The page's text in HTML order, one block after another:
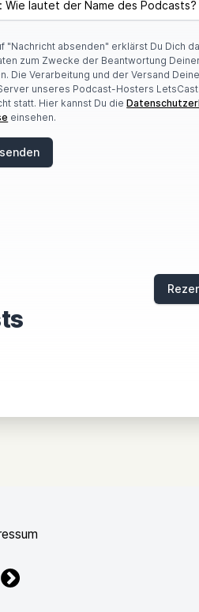
"Nachricht absenden" erklärst Du Dich
zum Zwecke der Beantwortung
Die Verarbeitung und der Versand
unseres Podcast-Hosters
statt. Hier kannst Du die
einsehen.
fyyd